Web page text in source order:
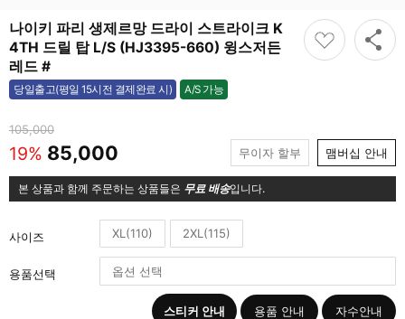
나이키 파리 생제르망 드라이 스트라이크 K
4TH 드릴 탑 L/S (HJ3395-660) 윙스저든
레드 #
당일출고(평일 15시전 결제완료 시) A/S 가능
가능
105,000
19% 85,000 무이자 할부 맴버십 안내
본 상품과 함께 주문하는 상품들은 무료 배송입니다.
사이즈 XL(110) 2XL(115)
용품선택
스티커 안내 용품 안내 자수안내